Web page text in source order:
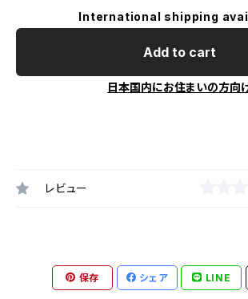
International shipping
Add to cart
日本国内にお住まいの方向
レビュー
保存 シェア LINE